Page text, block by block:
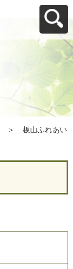
＞
板山ふれあい